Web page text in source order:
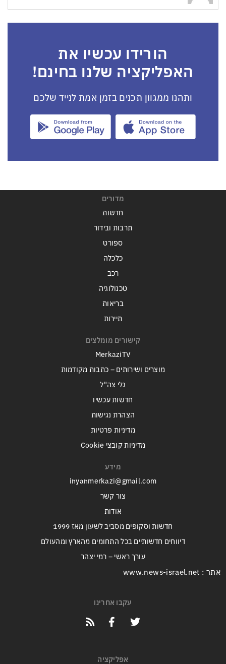
הורידו עכשיו את
האפליקציה שלנו בחינם!
ותהנו ממגוון תכנים בזמן אמת לנייד שלכם
מדורים
חדשות
תרבות ובידור
ספורט
כלכלה
רכב
טכנולוגיה
בריאות
תיירות
קישורים מומלצים
MerkaziTV
מוצרים ושירותים – כתבות מקודמות
גלי צה"ל
חדשות עכשיו
הצהרת נגישות
מדיניות פרטיות
מדיניות קובצי Cookie
מידע
inyanmerkazi@gmail.com
צור קשר
אודות
חדשות וסקופים מסביב לשעון מאז 1999
דיווחים חדשותיים בכל התחומים מהארץ ומהעולם
עורך ראשי – רמי יצהר
אתר : www.news-israel.net
עקבו אחרינו
אפליקציה